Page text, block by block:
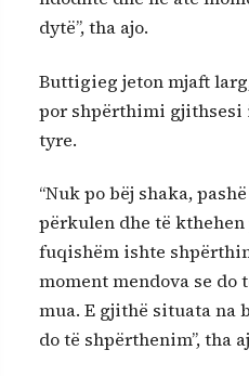
dytë”, tha ajo.
Buttigieg jeton mjaft
por shpërthimi
tyre.
“Nuk po bëj shaka,
përkulen dhe të
fuqishëm ishte
moment mendova se
mua. E gjithë situata
do të shpërthenim”, tha